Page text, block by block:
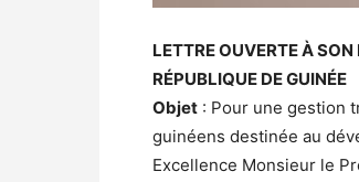
LETTRE OUVERTE À
RÉPUBLIQUE DE GUINÉE
Objet : Pour une gestion
guinéens destinée au
Excellence Monsieur le